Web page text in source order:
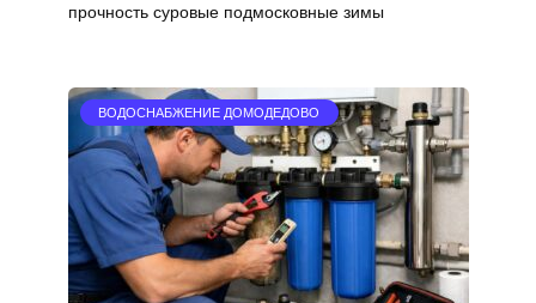
прочность суровые подмосковные зимы
ВОДОСНАБЖЕНИЕ ДОМОДЕДОВО